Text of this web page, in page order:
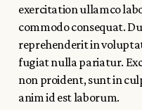
exercitation ullamco
commodo consequat.
reprehenderit in
fugiat nulla pariatur.
non proident, sunt in
anim id est laborum.